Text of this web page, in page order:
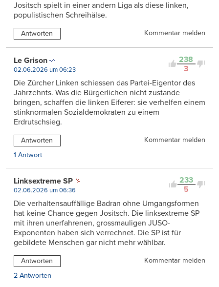
Jositsch spielt in einer andern Liga als diese linken,
populistischen Schreihälse.
Antworten Kommentar melden
238
3
Le Grison
02.06.2026 um 06:23
Die Zürcher Linken schiessen das Partei-Eigentor des
Jahrzehnts. Was die Bürgerlichen nicht zustande
bringen, schaffen die linken Eiferer: sie verhelfen einem
stinknormalen Sozialdemokraten zu einem
Erdrutschsieg.
Antworten
Kommentar melden
1 Antwort
233
5
Linksextreme SP
02.06.2026 um 06:36
Die verhaltensauffällige Badran ohne Umgangsformen
hat keine Chance gegen Jositsch. Die linksextreme SP
mit ihren unerfahrenen, grossmauligen JUSO-
Exponenten haben sich verrechnet. Die SP ist für
gebildete Menschen gar nicht mehr wählbar.
Antworten
Kommentar melden
2 Antworten